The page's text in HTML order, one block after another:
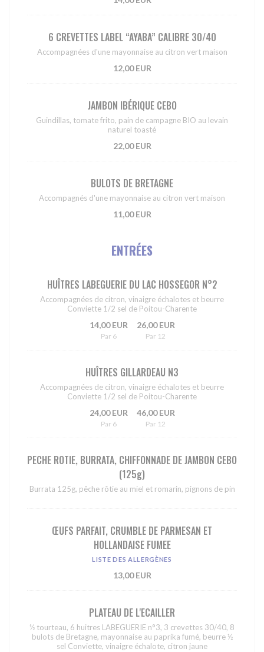
6 CREVETTES LABEL “AYABA” CALIBRE 30/40
Accompagnées d'une mayonnaise au citron vert maison
12,00 EUR
JAMBON IBÉRIQUE CEBO
Guindillas, tomate frito, pain de campagne BIO au levain
naturel toasté
22,00 EUR
BULOTS DE BRETAGNE
Accompagnés d'une mayonnaise au citron vert maison
11,00 EUR
ENTRÉES
HUÎTRES LABEGUERIE DU LAC HOSSEGOR N°2
Accompagnées de citron, vinaigre échalotes et beurre
Conviette 1/2 sel de Poitou-Charente
14,00 EUR
Par 6
26,00 EUR
Par 12
HUÎTRES GILLARDEAU N3
Accompagnées de citron, vinaigre échalotes et beurre
Conviette 1/2 sel de Poitou-Charente
24,00 EUR
Par 6
46,00 EUR
Par 12
PECHE ROTIE, BURRATA, CHIFFONNADE DE JAMBON CEBO
(125g)
Burrata 125g, pêche rôtie au miel et romarin, pignons de pin
ŒUFS PARFAIT, CRUMBLE DE PARMESAN ET
HOLLANDAISE FUMEE
LISTE DES ALLERGÈNES
13,00 EUR
PLATEAU DE L'ECAILLER
½ tourteau, 6 huitres LABEGUERIE n°3, 3 crevettes 30/40, 8
bulots de Bretagne, mayonnaise au paprika fumé, beurre ½
sel Conviette, vinaigre échalote, citron jaune